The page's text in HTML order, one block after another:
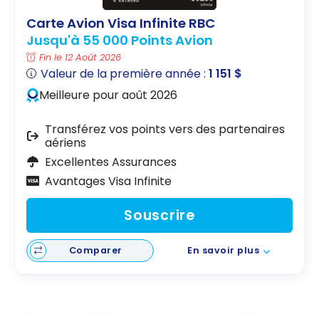
Carte Avion Visa Infinite RBC
Jusqu'à 55 000 Points Avion
Fin le 12 Août 2026
Valeur de la première année :1 151 $
Meilleure pour août 2026
Transférez vos points vers des partenaires
aériens
Excellentes Assurances
Avantages Visa Infinite
Souscrire
Comparer En savoir plus